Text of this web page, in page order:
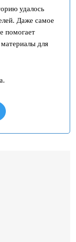
удалось
Даже самое
помогает
для